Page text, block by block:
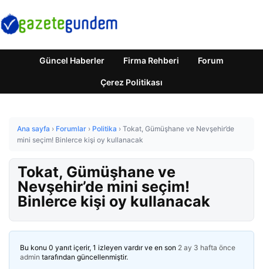
Güncel Haberler Firma Rehberi Forum
Çerez Politikası
Ana sayfa › Forumlar › Politika › Tokat, Gümüşhane ve Nevşehir’de
mini seçim! Binlerce kişi oy kullanacak
Tokat, Gümüşhane ve
Nevşehir’de mini seçim!
Binlerce kişi oy kullanacak
Bu konu 0 yanıt içerir, 1 izleyen vardır ve en son 2 ay 3 hafta önce
admin tarafından güncellenmiştir.